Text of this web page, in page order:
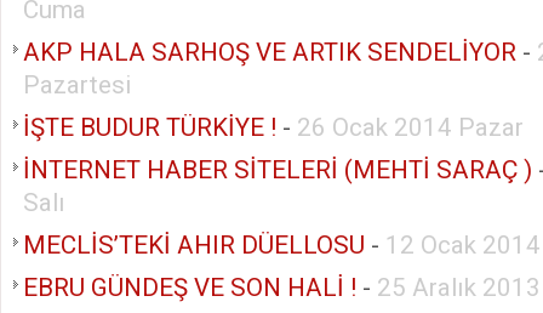
Cuma
AKP HALA SARHOŞ VE ARTIK SENDELİYOR -
Pazartesi
İŞTE BUDUR TÜRKİYE ! - 26 Ocak 2014 Pazar
İNTERNET HABER SİTELERİ (MEHTİ SARAÇ )
Salı
MECLİS’TEKİ AHIR DÜELLOSU - 12 Ocak
EBRU GÜNDEŞ VE SON HALİ ! - 25 Aralık